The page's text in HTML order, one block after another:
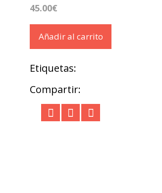
45.00€
Añadir al carrito
Etiquetas:
Compartir: